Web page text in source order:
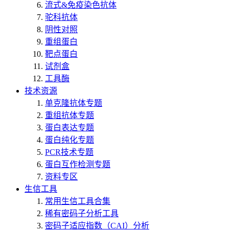
流式&免疫染色抗体
驼科抗体
阴性对照
重组蛋白
靶点蛋白
试剂盒
工具酶
技术资源
单克隆抗体专题
重组抗体专题
蛋白表达专题
蛋白纯化专题
PCR技术专题
蛋白互作检测专题
资料专区
生信工具
常用生信工具合集
稀有密码子分析工具
密码子适应指数（CAI）分析